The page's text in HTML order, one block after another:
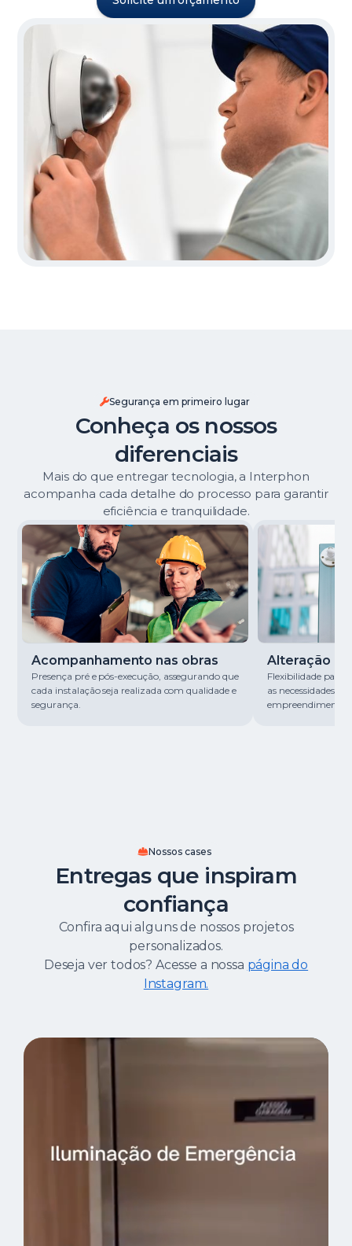
Segurança em primeiro lugar
Conheça os nossos
diferenciais
Mais do que entregar tecnologia, a Interphon
acompanha cada detalhe do processo para garantir
eficiência e tranquilidade.
Acompanhamento nas obras
Presença pré e pós-execução, assegurando que
cada instalação seja realizada com qualidade e
segurança.
Alteração
Flexibilidade para
as necessidades
empreendimento.
Nossos cases
Entregas que inspiram
confiança
Confira aqui alguns de nossos projetos
personalizados.
Deseja ver todos? Acesse a nossa página do
Instagram.